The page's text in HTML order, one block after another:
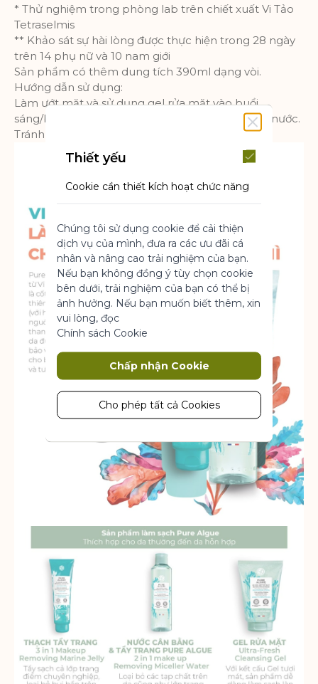
* Thử nghiệm trong phòng lab trên chiết xuất Vi Tảo
Tetraselmis
** Khảo sát sự hài lòng được thực hiện trong 28 ngày
trên 14 phụ nữ và 10 nam giới
Sản phẩm có thêm dung tích 390ml dạng vòi.
Hướng dẫn sử dụng:
Làm ướt mặt và sử dụng gel rửa mặt vào buổi
sáng/buổi tối . Nhẹ nhàng làm sạch và rửa lại với nước.
Tránh tiếp xúc với mắt.
Thiết yếu
Cookie cần thiết kích hoạt chức năng
thể hoạt động bình thường. Chúng
giúp làm cho một trang web có thể sử
dụng được bằng cách kích hoạt chức
năng cơ bản.
Thông số sản phẩm
Cookie tiếp thị được sử dụng để theo
dõi và thu thập các hành động của
khách truy cập trên trang web. Cookie
lưu trữ dữ liệu người dùng và thông tin
cáo nhắm mục tiêu đến nhiều nhóm
đối tượng hơn. Ngoài ra, trải nghiệm
người dùng tùy chỉnh hơn có thể
được cung cấp theo thông tin thu
thập được.
Thông số sản phẩm
Phân tích
Một bộ cookie để thu thập thông tin
và báo cáo về số liệu thống kê sử
dụng trang web mà không nhận dạng
cá nhân từng khách truy cập vào
Google.
Chúng tôi sử dụng cookie để cải thiện
dịch vụ của mình, đưa ra các ưu đãi cá
nhân và nâng cao trải nghiệm của bạn.
Nếu bạn không đồng ý tùy chọn cookie
bên dưới, trải nghiệm của bạn có thể bị
ảnh hưởng. Nếu bạn muốn biết thêm, xin
vui lòng, đọc
Chính sách Cookie
Chấp nhận Cookie
Cho phép tất cả Cookies